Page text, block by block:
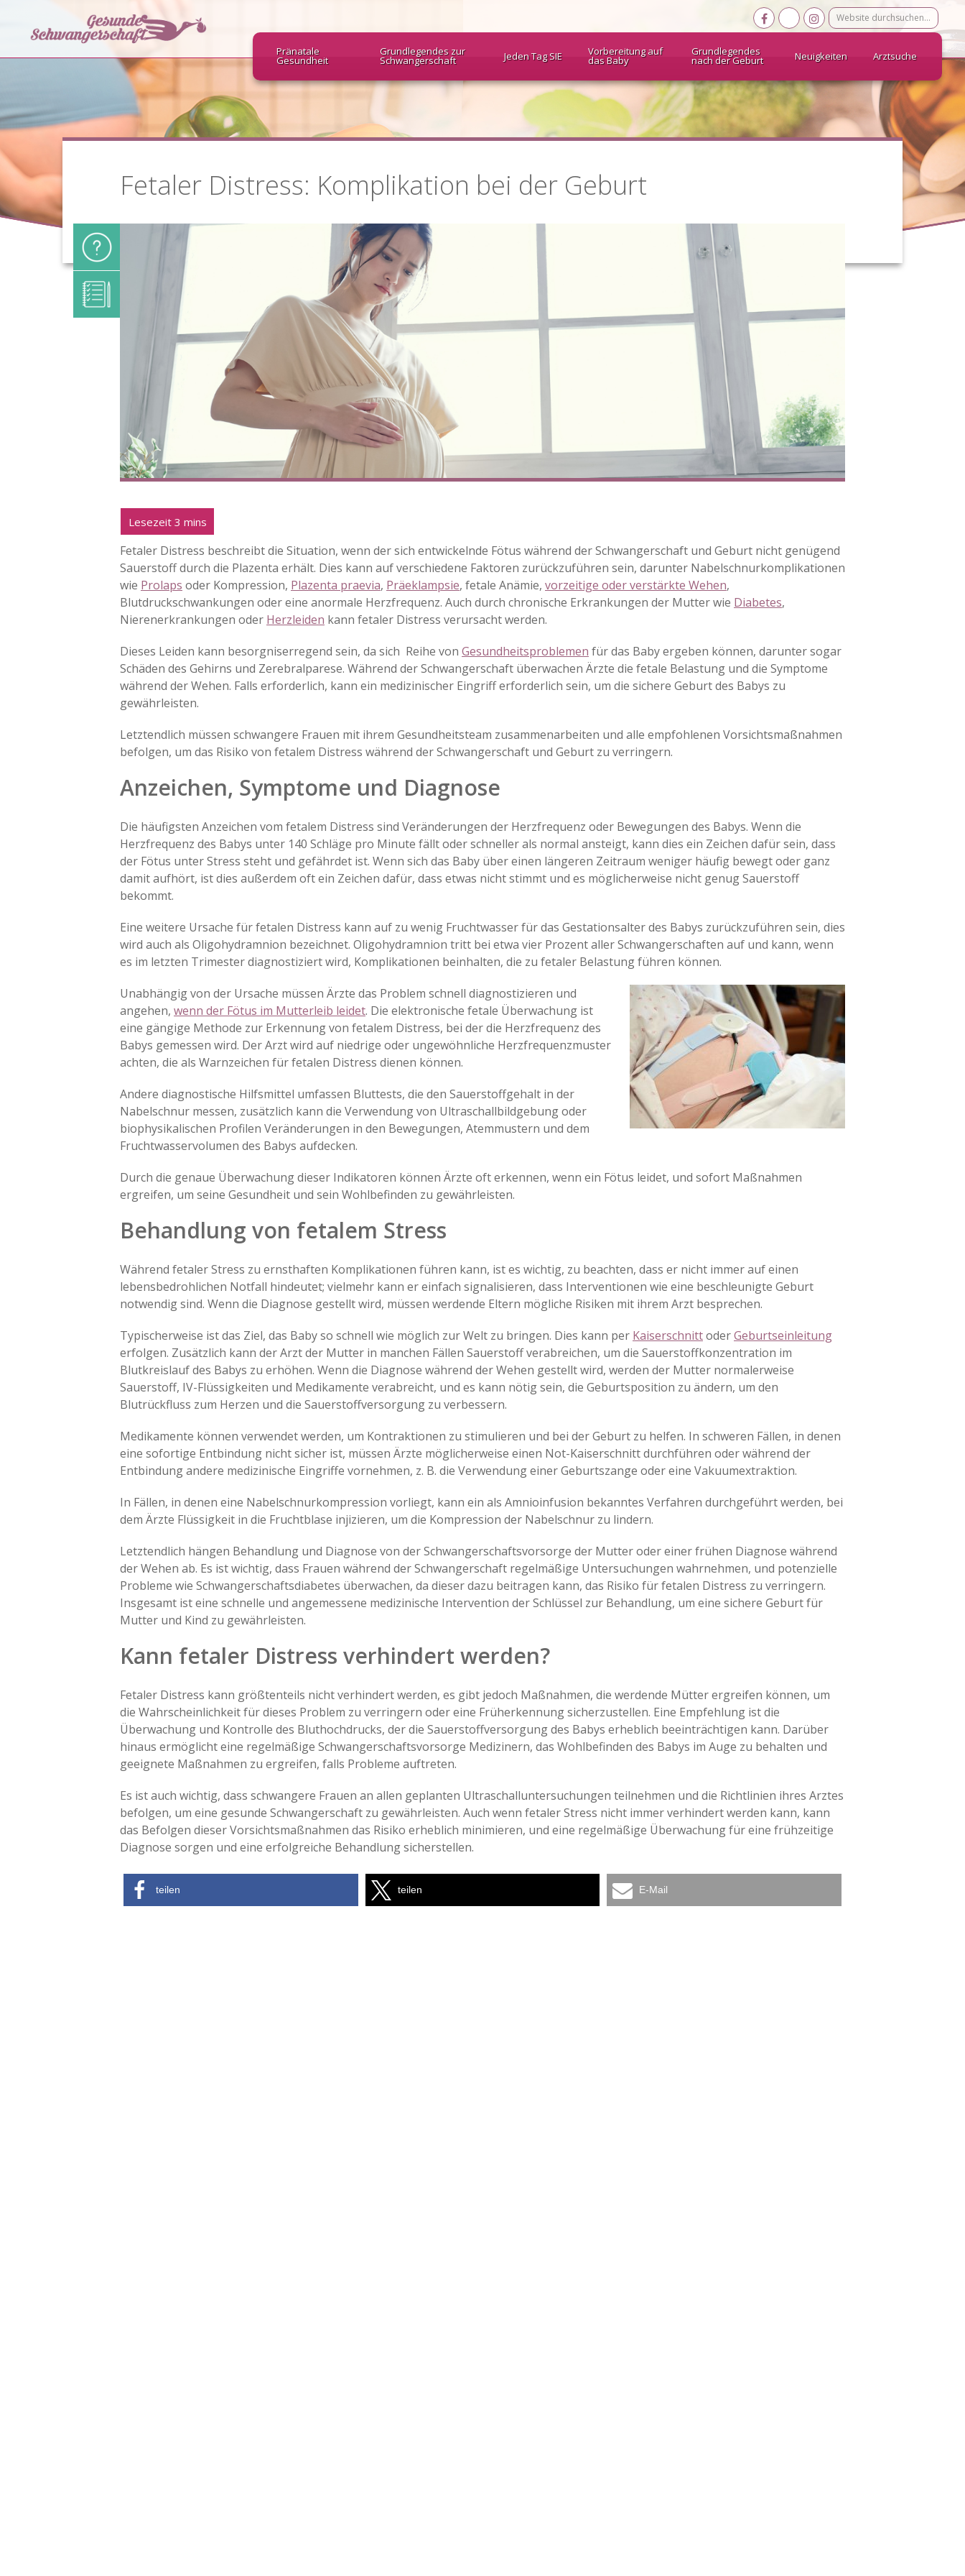
Website
durchsuchen…
Pränatale
Gesundheit
Grundlegendes zur
Schwangerschaft Jeden Tag SIE Vorbereitung auf
das Baby
Grundlegendes
nach der Geburt Neuigkeiten Arztsuche
Fetaler Distress: Komplikation bei der Geburt
Fetaler Distress beschreibt die Situation, wenn der sich entwickelnde Fötus während der Schwangerschaft und Geburt nicht genügend
Sauerstoff durch die Plazenta erhält. Dies kann auf verschiedene Faktoren zurückzuführen sein, darunter Nabelschnurkomplikationen
wie Prolaps oder Kompression, Plazenta praevia, Präeklampsie, fetale Anämie, vorzeitige oder verstärkte Wehen,
Blutdruckschwankungen oder eine anormale Herzfrequenz. Auch durch chronische Erkrankungen der Mutter wie Diabetes,
Nierenerkrankungen oder Herzleiden kann fetaler Distress verursacht werden.
Dieses Leiden kann besorgniserregend sein, da sich Reihe von Gesundheitsproblemen für das Baby ergeben können, darunter sogar
Schäden des Gehirns und Zerebralparese. Während der Schwangerschaft überwachen Ärzte die fetale Belastung und die Symptome
während der Wehen. Falls erforderlich, kann ein medizinischer Eingriff erforderlich sein, um die sichere Geburt des Babys zu
gewährleisten.
Letztendlich müssen schwangere Frauen mit ihrem Gesundheitsteam zusammenarbeiten und alle empfohlenen Vorsichtsmaßnahmen
befolgen, um das Risiko von fetalem Distress während der Schwangerschaft und Geburt zu verringern.
Anzeichen, Symptome und Diagnose
Die häufigsten Anzeichen vom fetalem Distress sind Veränderungen der Herzfrequenz oder Bewegungen des Babys. Wenn die
Herzfrequenz des Babys unter 140 Schläge pro Minute fällt oder schneller als normal ansteigt, kann dies ein Zeichen dafür sein, dass
der Fötus unter Stress steht und gefährdet ist. Wenn sich das Baby über einen längeren Zeitraum weniger häufig bewegt oder ganz
damit aufhört, ist dies außerdem oft ein Zeichen dafür, dass etwas nicht stimmt und es möglicherweise nicht genug Sauerstoff
bekommt.
Eine weitere Ursache für fetalen Distress kann auf zu wenig Fruchtwasser für das Gestationsalter des Babys zurückzuführen sein, dies
wird auch als Oligohydramnion bezeichnet. Oligohydramnion tritt bei etwa vier Prozent aller Schwangerschaften auf und kann, wenn
es im letzten Trimester diagnostiziert wird, Komplikationen beinhalten, die zu fetaler Belastung führen können.
Unabhängig von der Ursache müssen Ärzte das Problem schnell diagnostizieren und
angehen, wenn der Fötus im Mutterleib leidet. Die elektronische fetale Überwachung ist
eine gängige Methode zur Erkennung von fetalem Distress, bei der die Herzfrequenz des
Babys gemessen wird. Der Arzt wird auf niedrige oder ungewöhnliche Herzfrequenzmuster
achten, die als Warnzeichen für fetalen Distress dienen können.
Andere diagnostische Hilfsmittel umfassen Bluttests, die den Sauerstoffgehalt in der
Nabelschnur messen, zusätzlich kann die Verwendung von Ultraschallbildgebung oder
biophysikalischen Profilen Veränderungen in den Bewegungen, Atemmustern und dem
Fruchtwasservolumen des Babys aufdecken.
Durch die genaue Überwachung dieser Indikatoren können Ärzte oft erkennen, wenn ein Fötus leidet, und sofort Maßnahmen
ergreifen, um seine Gesundheit und sein Wohlbefinden zu gewährleisten.
Behandlung von fetalem Stress
Während fetaler Stress zu ernsthaften Komplikationen führen kann, ist es wichtig, zu beachten, dass er nicht immer auf einen
lebensbedrohlichen Notfall hindeutet; vielmehr kann er einfach signalisieren, dass Interventionen wie eine beschleunigte Geburt
notwendig sind. Wenn die Diagnose gestellt wird, müssen werdende Eltern mögliche Risiken mit ihrem Arzt besprechen.
Typischerweise ist das Ziel, das Baby so schnell wie möglich zur Welt zu bringen. Dies kann per KaiserschnittoderGeburtseinleitung
erfolgen. Zusätzlich kann der Arzt der Mutter in manchen Fällen Sauerstoff verabreichen, um die Sauerstoffkonzentration im
Blutkreislauf des Babys zu erhöhen. Wenn die Diagnose während der Wehen gestellt wird, werden der Mutter normalerweise
Sauerstoff, IV-Flüssigkeiten und Medikamente verabreicht, und es kann nötig sein, die Geburtsposition zu ändern, um den
Blutrückfluss zum Herzen und die Sauerstoffversorgung zu verbessern.
Medikamente können verwendet werden, um Kontraktionen zu stimulieren und bei der Geburt zu helfen. In schweren Fällen, in denen
eine sofortige Entbindung nicht sicher ist, müssen Ärzte möglicherweise einen Not-Kaiserschnitt durchführen oder während der
Entbindung andere medizinische Eingriffe vornehmen, z. B. die Verwendung einer Geburtszange oder eine Vakuumextraktion.
In Fällen, in denen eine Nabelschnurkompression vorliegt, kann ein als Amnioinfusion bekanntes Verfahren durchgeführt werden, bei
dem Ärzte Flüssigkeit in die Fruchtblase injizieren, um die Kompression der Nabelschnur zu lindern.
Letztendlich hängen Behandlung und Diagnose von der Schwangerschaftsvorsorge der Mutter oder einer frühen Diagnose während
der Wehen ab. Es ist wichtig, dass Frauen während der Schwangerschaft regelmäßige Untersuchungen wahrnehmen, und potenzielle
Probleme wie Schwangerschaftsdiabetes überwachen, da dieser dazu beitragen kann, das Risiko für fetalen Distress zu verringern.
Insgesamt ist eine schnelle und angemessene medizinische Intervention der Schlüssel zur Behandlung, um eine sichere Geburt für
Mutter und Kind zu gewährleisten.
Kann fetaler Distress verhindert werden?
Fetaler Distress kann größtenteils nicht verhindert werden, es gibt jedoch Maßnahmen, die werdende Mütter ergreifen können, um
die Wahrscheinlichkeit für dieses Problem zu verringern oder eine Früherkennung sicherzustellen. Eine Empfehlung ist die
Überwachung und Kontrolle des Bluthochdrucks, der die Sauerstoffversorgung des Babys erheblich beeinträchtigen kann. Darüber
hinaus ermöglicht eine regelmäßige Schwangerschaftsvorsorge Medizinern, das Wohlbefinden des Babys im Auge zu behalten und
geeignete Maßnahmen zu ergreifen, falls Probleme auftreten.
Es ist auch wichtig, dass schwangere Frauen an allen geplanten Ultraschalluntersuchungen teilnehmen und die Richtlinien ihres Arztes
befolgen, um eine gesunde Schwangerschaft zu gewährleisten. Auch wenn fetaler Stress nicht immer verhindert werden kann, kann
das Befolgen dieser Vorsichtsmaßnahmen das Risiko erheblich minimieren, und eine regelmäßige Überwachung für eine frühzeitige
Diagnose sorgen und eine erfolgreiche Behandlung sicherstellen.
teilen teilen E-Mail